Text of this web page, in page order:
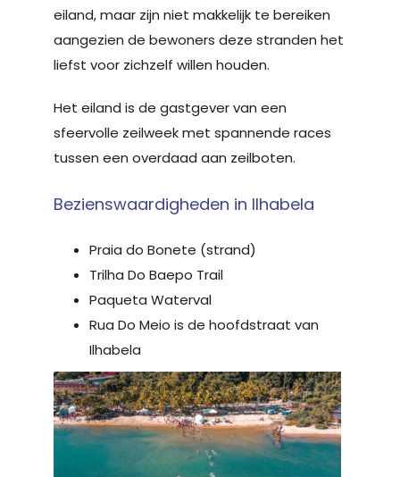
eiland, maar zijn niet makkelijk te bereiken
aangezien de bewoners deze stranden het
liefst voor zichzelf willen houden.
Het eiland is de gastgever van een
sfeervolle zeilweek met spannende races
tussen een overdaad aan zeilboten.
Bezienswaardigheden in Ilhabela
Praia do Bonete (strand)
Trilha Do Baepo Trail
Paqueta Waterval
Rua Do Meio is de hoofdstraat van
Ilhabela